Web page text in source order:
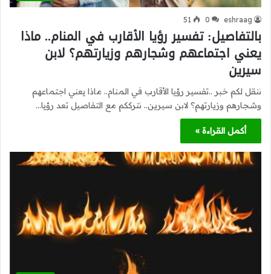
eshraag
0
51
بالتفاصيل: تفسير رؤيا الأقارب في المنام.. ماذا
يعني اجتماعهم وشجارهم وزيارتهم؟ لابن
سيرين
ننقل لكم خبر ..تفسير رؤيا الأقارب في المنام.. ماذا يعني اجتماعهم
وشجارهم وزيارتهم؟ لابن سيرين.. نترككم مع التفاصيل تعد رؤيا…
أكمل القراءة »